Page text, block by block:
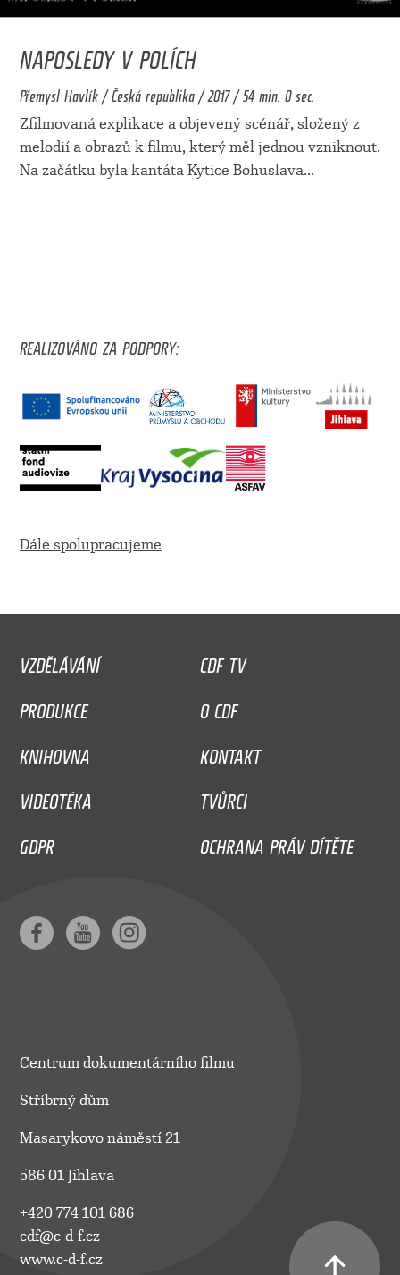
NAPOSLEDY V POLÍCH
Přemysl Havlík / Česká republika / 2017 / 54 min. 0 sec.
Zfilmovaná explikace a objevený scénář, složený z
melodií a obrazů k filmu, který měl jednou vzniknout.
Na začátku byla kantáta Kytice Bohuslava...
REALIZOVÁNO ZA PODPORY:
Dále spolupracujeme
VZDĚLÁVÁNÍ
CDF TV
PRODUKCE
O CDF
KNIHOVNA
KONTAKT
VIDEOTÉKA
TVŮRCI
GDPR
OCHRANA PRÁV DÍTĚTE
Centrum dokumentárního filmu
Stříbrný dům
Masarykovo náměstí 21
586 01 Jihlava
+420 774 101 686
cdf@c-d-f.cz
www.c-d-f.cz